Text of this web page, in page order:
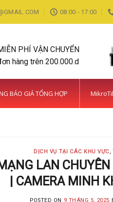
08:00 - 17:00
PHÍ VẬN CHUYỂN
hàng trên 200.000.d
BÁO GIÁ TỔNG HỢP DỊCH
HUYỆN BÌNH
Với hơn 5 năm kinh
DỊCH VỤ TẠI CÁC KHU VỰC,
LAN
| CAMERA MINH
POSTED ON 9 THÁNG 5, 2025